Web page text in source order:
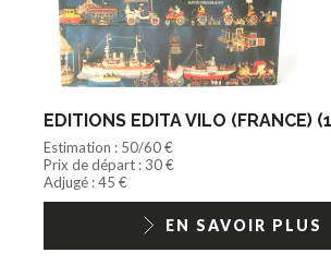
EDITIONS EDITA VILO (FRANCE)
Estimation : 50/60 €
Prix de départ : 30 €
Adjugé : 45 €
EN SAVOIR PLUS